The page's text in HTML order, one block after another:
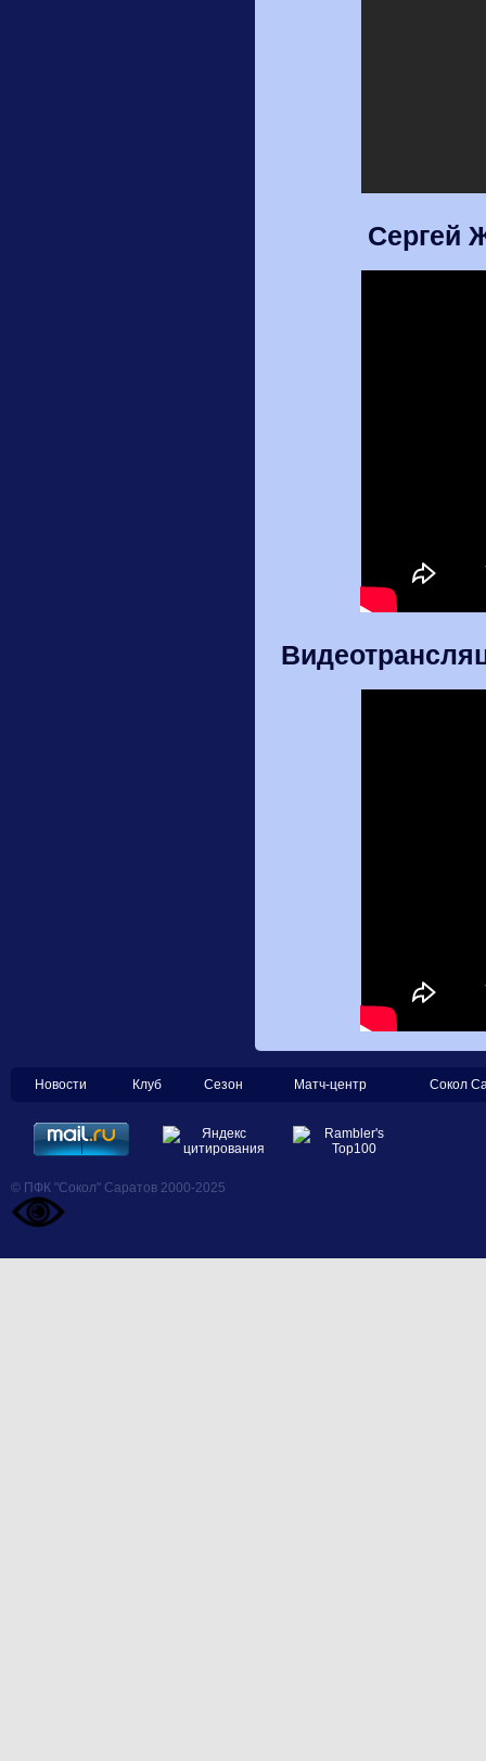
Сергей
Новости Клуб Сезон Матч-центр Сокол
© ПФК "Сокол" Саратов 2000-2025